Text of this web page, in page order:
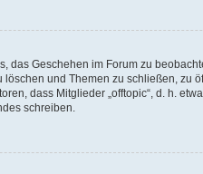
das Geschehen im Forum zu
und Themen zu schließen, zu
dass Mitglieder „offtopic“, d. h.
schreiben.